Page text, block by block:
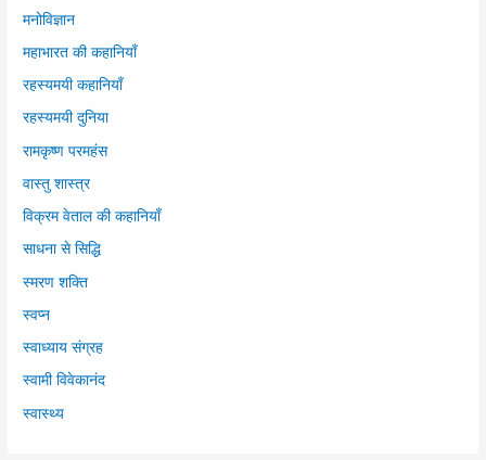
मनोविज्ञान
महाभारत की कहानियाँ
रहस्यमयी कहानियाँ
रहस्यमयी दुनिया
रामकृष्ण परमहंस
वास्तु शास्त्र
विक्रम वेताल की कहानियाँ
साधना से सिद्धि
स्मरण शक्ति
स्वप्न
स्वाध्याय संग्रह
स्वामी विवेकानंद
स्वास्थ्य